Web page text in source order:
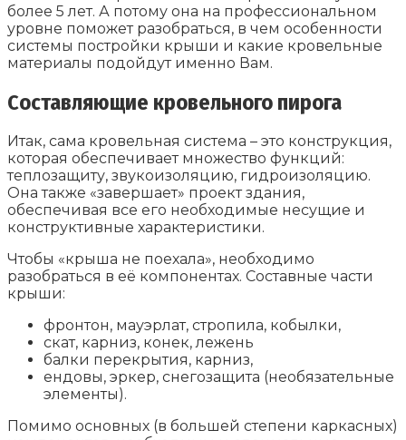
более 5 лет. А потому она на профессиональном
уровне поможет разобраться, в чем особенности
системы постройки крыши и какие кровельные
материалы подойдут именно Вам.
Составляющие кровельного пирога
Итак, сама кровельная система – это конструкция,
которая обеспечивает множество функций:
теплозащиту, звукоизоляцию, гидроизоляцию.
Она также «завершает» проект здания,
обеспечивая все его необходимые несущие и
конструктивные характеристики.
Чтобы «крыша не поехала», необходимо
разобраться в её компонентах. Составные части
крыши:
фронтон, мауэрлат, стропила, кобылки,
скат, карниз, конек, лежень
балки перекрытия, карниз,
ендовы, эркер, снегозащита (необязательные
элементы).
Помимо основных (в большей степени каркасных)